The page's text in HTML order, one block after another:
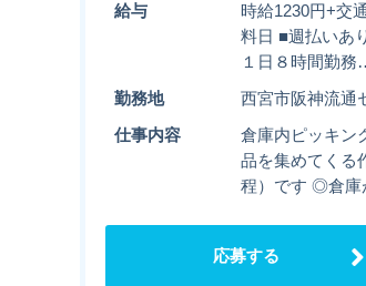
給与
時給1230円+交
料日 ■週払いあ
１日８時間勤務
勤務地 西宮市阪神流通
仕事内容
倉庫内ピッキン
品を集めてくる
程）です ◎倉
応募する